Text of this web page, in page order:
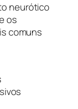
neurótico
os
comuns